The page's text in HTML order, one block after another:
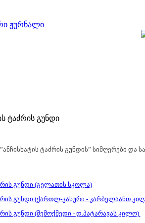
ჟურნალი
ტაძრის გუნდი
ტაძრის გუნდის” სიმღერები
გუნდი (გელათის სკოლა)
გუნდი (ქართლ-კახური - კარბელაანთ
გუნდი (შემოქმედი - დ.პატარავას კილო)